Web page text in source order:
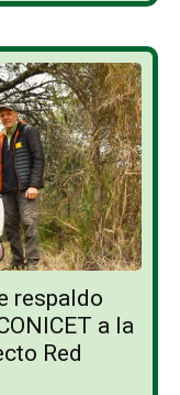
respaldo
a la
Red